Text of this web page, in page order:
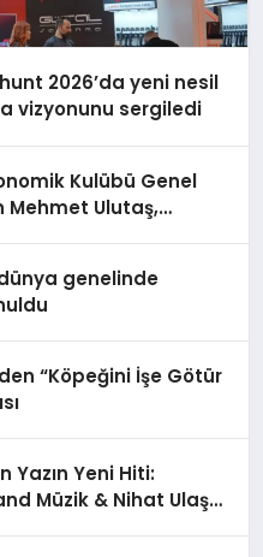
2026’da yeni nesil
vizyonunu sergiledi
Kulübü Genel
Mehmet Ulutaş,
genelinde
“Köpeğini İşe Götür
Yazın Yeni Hiti:
Müzik & Nihat Ulaş